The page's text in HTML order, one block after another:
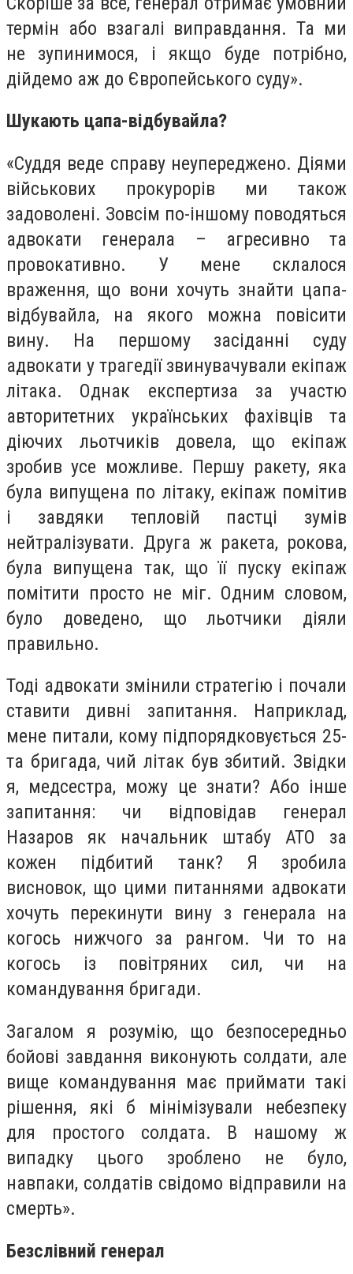
термін або взагалі виправдання. Та ми
не зупинимося, і якщо буде потрібно,
дійдемо аж до Європейського суду».
Шукають цапа-відбувайла?
«Суддя веде справу неупереджено. Діями
військових прокурорів ми також
задоволені. Зовсім по-іншому поводяться
адвокати генерала – агресивно та
провокативно. У мене склалося
враження, що вони хочуть знайти цапа-
відбувайла, на якого можна повісити
вину. На першому засіданні суду
адвокати у трагедії звинувачували екіпаж
літака. Однак експертиза за участю
авторитетних українських фахівців та
діючих льотчиків довела, що екіпаж
зробив усе можливе. Першу ракету, яка
була випущена по літаку, екіпаж помітив
і завдяки тепловій пастці зумів
нейтралізувати. Друга ж ракета, рокова,
була випущена так, що її пуску екіпаж
помітити просто не міг. Одним словом,
було доведено, що льотчики діяли
правильно.
Тоді адвокати змінили стратегію і почали
ставити дивні запитання. Наприклад,
мене питали, кому підпорядковується 25-
та бригада, чий літак був збитий. Звідки
я, медсестра, можу це знати? Або інше
запитання: чи відповідав генерал
Назаров як начальник штабу АТО за
кожен підбитий танк? Я зробила
висновок, що цими питаннями адвокати
хочуть перекинути вину з генерала на
когось нижчого за рангом. Чи то на
когось із повітряних сил, чи на
командування бригади.
Загалом я розумію, що безпосередньо
бойові завдання виконують солдати, але
вище командування має приймати такі
рішення, які б мінімізували небезпеку
для простого солдата. В нашому ж
випадку цього зроблено не було,
навпаки, солдатів свідомо відправили на
смерть».
Безслівний генерал